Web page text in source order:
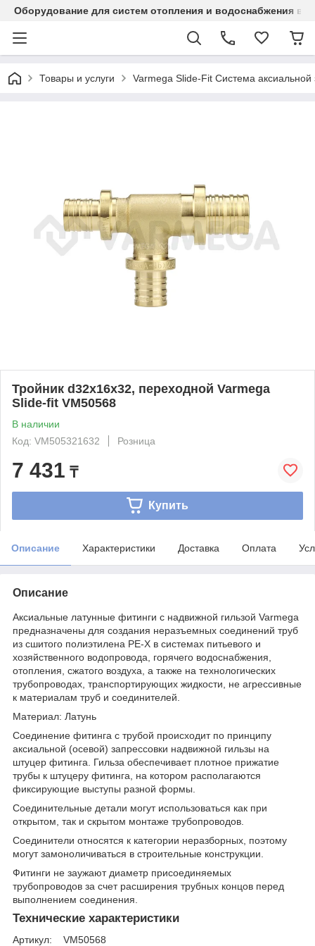
Оборудование для систем отопления и водоснабжения в
Товары и услуги Varmega Slide-Fit Система аксиальной
Тройник d32x16x32, переходной Varmega
Slide-fit VM50568
В наличии
Код: VM505321632
Розница
7 431 ₸
Купить
Описание Характеристики Доставка Оплата
Описание
Аксиальные латунные фитинги с надвижной гильзой Varmega
предназначены для создания неразъемных соединений труб
из сшитого полиэтилена PE-X в системах питьевого и
хозяйственного водопровода, горячего водоснабжения,
отопления, сжатого воздуха, а также на технологических
трубопроводах, транспортирующих жидкости, не агрессивные
к материалам труб и соединителей.
Материал: Латунь
Соединение фитинга с трубой происходит по принципу
аксиальной (осевой) запрессовки надвижной гильзы на
штуцер фитинга. Гильза обеспечивает плотное прижатие
трубы к штуцеру фитинга, на котором располагаются
фиксирующие выступы разной формы.
Соединительные детали могут использоваться как при
открытом, так и скрытом монтаже трубопроводов.
Соединители относятся к категории неразборных, поэтому
могут замоноличиваться в строительные конструкции.
Фитинги не заужают диаметр присоединяемых
трубопроводов за счет расширения трубных концов перед
выполнением соединения.
Технические характеристики
Артикул: VM50568